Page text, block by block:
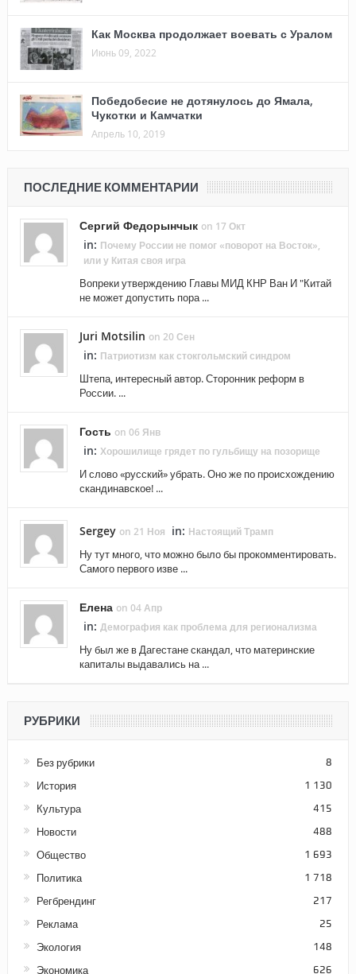
Как Москва продолжает воевать с Уралом
Июнь 09, 2022
Победобесие не дотянулось до Ямала,
Чукотки и Камчатки
Апрель 10, 2019
ПОСЛЕДНИЕ КОММЕНТАРИИ
Сергий Федорынчык on 17 Окт
in: Почему России не помог «поворот на Восток»,
или у Китая своя игра
Вопреки утверждению Главы МИД КНР Ван И "Китай
не может допустить пора ...
Juri Motsilin on 20 Сен
in: Патриотизм как стокгольмский синдром
Штепа, интересный автор. Сторонник реформ в
России. ...
Гость on 06 Янв
in: Хорошилище грядет по гульбищу на позорище
И слово «русский» убрать. Оно же по происхождению
скандинавское! ...
Sergey on 21 Ноя in: Настоящий Трамп
Ну тут много, что можно было бы прокомментировать.
Самого первого изве ...
Елена on 04 Апр
in: Демография как проблема для регионализма
Ну был же в Дагестане скандал, что материнские
капиталы выдавались на ...
РУБРИКИ
Без рубрики 8
История 1 130
Культура 415
Новости 488
Общество 1 693
Политика 1 718
Регбрендинг 217
Реклама 25
Экология 148
Экономика 626